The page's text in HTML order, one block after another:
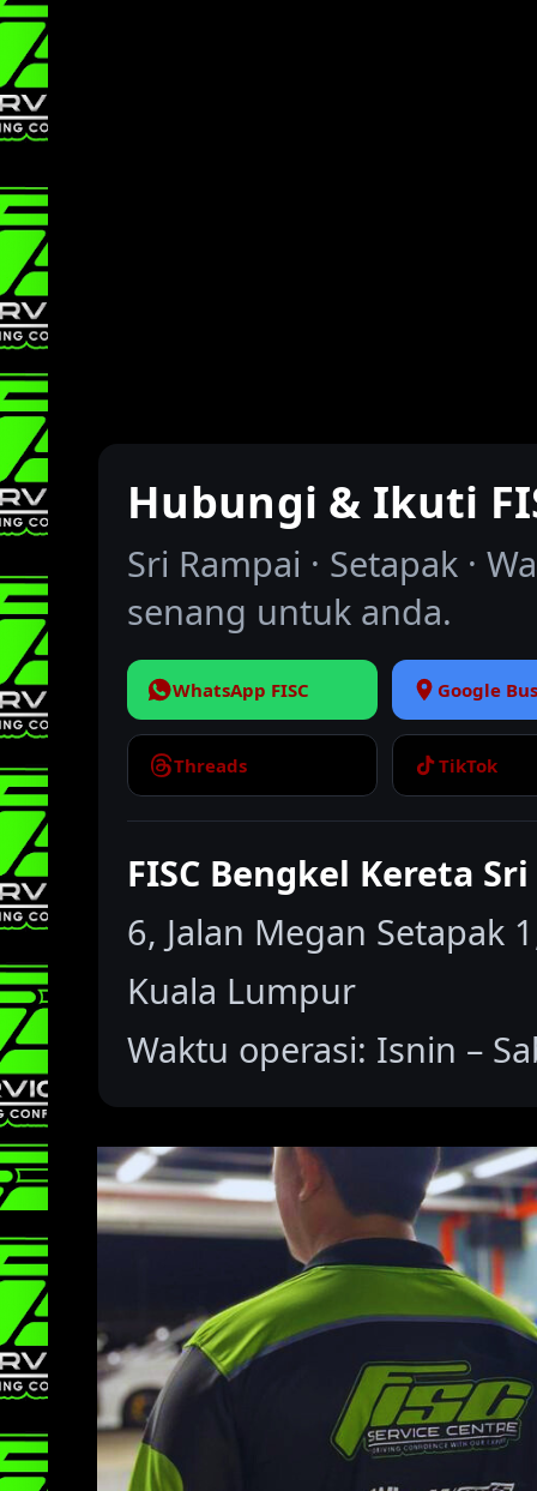
Hubungi & Ikuti
Sri Rampai · Setapak ·
senang untuk anda.
WhatsApp FISC Google
Threads TikTok
FISC Bengkel Kereta
6, Jalan Megan Setapak
Kuala Lumpur
Waktu operasi: Isnin –